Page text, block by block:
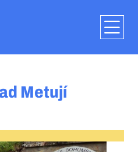
Metují